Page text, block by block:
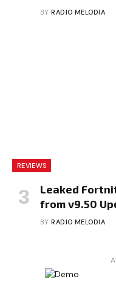
BY RADIO MELODIA
REVIEWS
Leaked
from v9.50
BY RADIO MELODIA